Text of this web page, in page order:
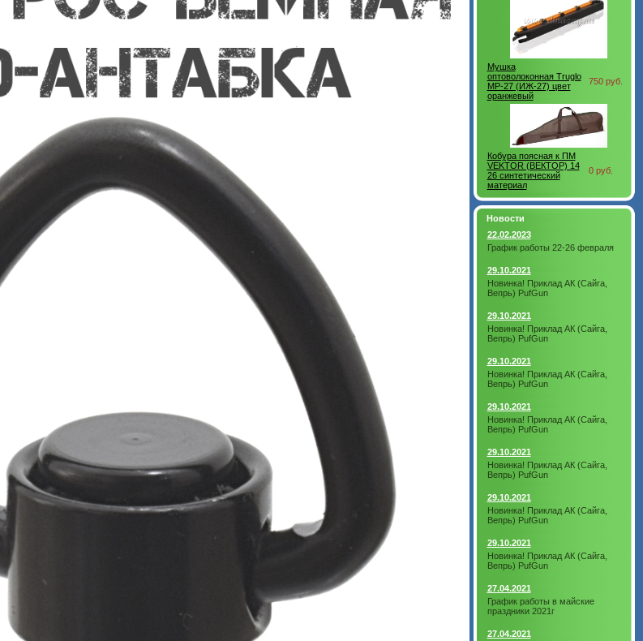
Мушка
оптоволоконная Truglo
МР-27 (ИЖ-27) цвет
оранжевый
750 руб.
Кобура поясная к ПМ
VEKTOR (ВЕКТОР) 14
26 синтетический
материал
0 руб.
Новости
22.02.2023
График работы 22-26 февраля
29.10.2021
Новинка! Приклад АК (Сайга,
Вепрь) PufGun
29.10.2021
Новинка! Приклад АК (Сайга,
Вепрь) PufGun
29.10.2021
Новинка! Приклад АК (Сайга,
Вепрь) PufGun
29.10.2021
Новинка! Приклад АК (Сайга,
Вепрь) PufGun
29.10.2021
Новинка! Приклад АК (Сайга,
Вепрь) PufGun
29.10.2021
Новинка! Приклад АК (Сайга,
Вепрь) PufGun
29.10.2021
Новинка! Приклад АК (Сайга,
Вепрь) PufGun
27.04.2021
График работы в майские
праздники 2021г
27.04.2021